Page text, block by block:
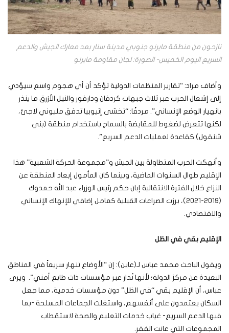
نازحون من منطقة مايرنو جنوبي مدينة سنار بعد معارك الجيش والدعم
السريع اليوم الخميس- الصورة: لجان مقاومة مايرنو
وأضاف مراد: “تقارير المنظمات الدولية تؤكد أن أي هجوم واسع سيؤدي
إلى إشعال الحرب عبر ثلاث جبهات كردفان ودارفور والنيل الأزرق ما ينذر
بانهيار الوضع الإنساني”. مردفًا: “تخشى إثيوبيا تدفق مليوني لاجئ،
لكنها تتعرض لضغوط للمقايضة بالسماح باستخدام منطقة (بني
شنقول) كقاعدة لعمليات الدعم السريع”.
وأنهكت الحرب المتطاولة بين الجيش و”مجموعة الحركة الشعبية” هذا
الإقليم طوال السنوات الماضية، وبينما كان المأمول إبعاد المنطقة عن
النزاع خلال الفترة الانتقالية إبان حكم رئيس الوزراء عبد الله حمدوك
(2019-2021)، برزت الصراعات القبلية كعامل إضافي للإنهاك الإنساني
والاقتصادي.
الإقليم بقي في الظل
ويقول الباحث محمد عباس لـ(عاين): إن “الأوضاع تنهار سريعاً في المناطق
البعيدة عن مركز الدولة؛ لأنها تُدار عبر مؤسسات ذات طابع أمني”. ويرى
عباس، أن الإقليم بقي “في الظل” دون مؤسسات خدمية، مما جعل
السكان يعتمدون على أنفسهم، واستغلت الجماعات المسلحة -بما
فيها الدعم السريع- غياب خدمات التعليم والصحة لاستقطاب
المجموعات التي عانت الفقر.